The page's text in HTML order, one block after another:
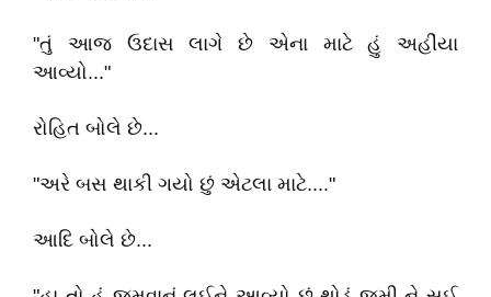
"તું આજ ઉદાસ લાગે છે એના માટે હું અહીંયા
આવ્યો..."
રોહિત બોલે છે...
"અરે બસ થાકી ગયો છું એટલા માટે...."
આદિ બોલે છે...